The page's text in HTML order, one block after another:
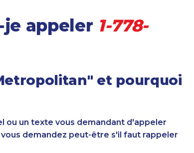
appeler 1-778-
et pourquoi
ou un texte vous demandant d'appeler
vous demandez peut-être s'il faut rappeler